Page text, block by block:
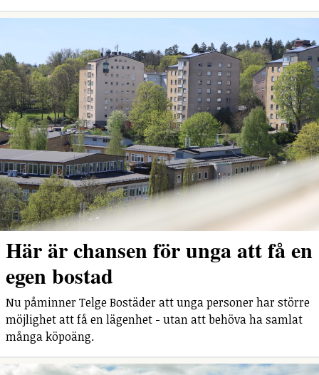
Här är chansen för unga att få en
egen bostad
Nu påminner Telge Bostäder att unga personer har större
möjlighet att få en lägenhet - utan att behöva ha samlat
många köpoäng.